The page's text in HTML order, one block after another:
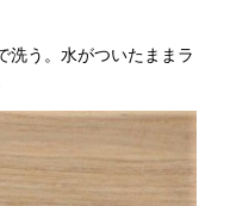
洗う。水がついたままラ